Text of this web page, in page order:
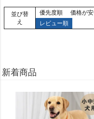
並び替
え
優先度順 価格が
レビュー順
新着商品